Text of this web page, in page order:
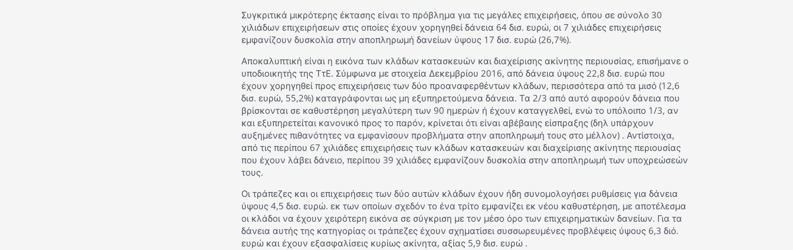
Συγκριτικά μικρότερης έκτασης είναι το πρόβλημα για τις μεγάλες επιχειρήσεις, όπου σε σύνολο 30
χιλιάδων επιχειρήσεων στις οποίες έχουν χορηγηθεί δάνεια 64 δισ. ευρώ, οι 7 χιλιάδες επιχειρήσεις
εμφανίζουν δυσκολία στην αποπληρωμή δανείων ύψους 17 δισ. ευρώ (26,7%).
Αποκαλυπτική είναι η εικόνα των κλάδων κατασκευών και διαχείρισης ακίνητης περιουσίας, επισήμανε ο
υποδιοικητής της ΤτΕ. Σύμφωνα με στοιχεία Δεκεμβρίου 2016, από δάνεια ύψους 22,8 δισ. ευρώ που
έχουν χορηγηθεί προς επιχειρήσεις των δύο προαναφερθέντων κλάδων, περισσότερα από τα μισό (12,6
δισ. ευρώ, 55,2%) καταγράφονται ως μη εξυπηρετούμενα δάνεια. Τα 2/3 από αυτό αφορούν δάνεια που
βρίσκονται σε καθυστέρηση μεγαλύτερη των 90 ημερών ή έχουν καταγγελθεί, ενώ το υπόλοιπο 1/3, αν
και εξυπηρετείται κανονικό προς το παρόν, κρίνεται ότι είναι αβέβαιης είσπραξης (δηλ υπάρχουν
αυξημένες πιθανότητες να εμφανίσουν προβλήματα στην αποπληρωμή τους στο μέλλον) . Αντίστοιχα,
από τις περίπου 67 χιλιάδες επιχειρήσεις των κλάδων κατασκευών και διαχείρισης ακίνητης περιουσίας
που έχουν λάβει δάνειο, περίπου 39 χιλιάδες εμφανίζουν δυσκολία στην αποπληρωμή τωv υποχρεώσεών
τους.
Οι τράπεζες και οι επιχειρήσεις των δύο αυτών κλάδων έχουν ήδη συνομολοyήσει ρυθμίσεις για δάνεια
ύψους 4,5 δισ. ευρώ. εκ των οποίων σχεδόν το ένα τρίτο εμφανίζει εκ νέου καθυστέρηση, με αποτέλεσμα
οι κλάδοι να έχουν χειρότερη εικόνα σε σύγκριση με τον μέσο όρο των επιχειρηματικών δανείων. Για τα
δάνεια αυτής της κατηγορίας οι τράπεζες έχουν σχηματίσει συσσωρευμένες προβλέψεις ύψους 6,3 διό.
ευρώ και έχουν εξασφαλίσεις κυρίως ακίνητα, αξίας 5,9 δισ. ευρώ .